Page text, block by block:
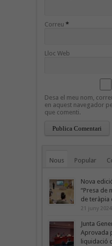
Correu *
Lloc Web
Desa el meu nom,
en aquest navegador
que comenti.
Nous Popular
Nova
“Presa de
de teràpia
21 juny 2024
Junta
Aprovada
liquidació